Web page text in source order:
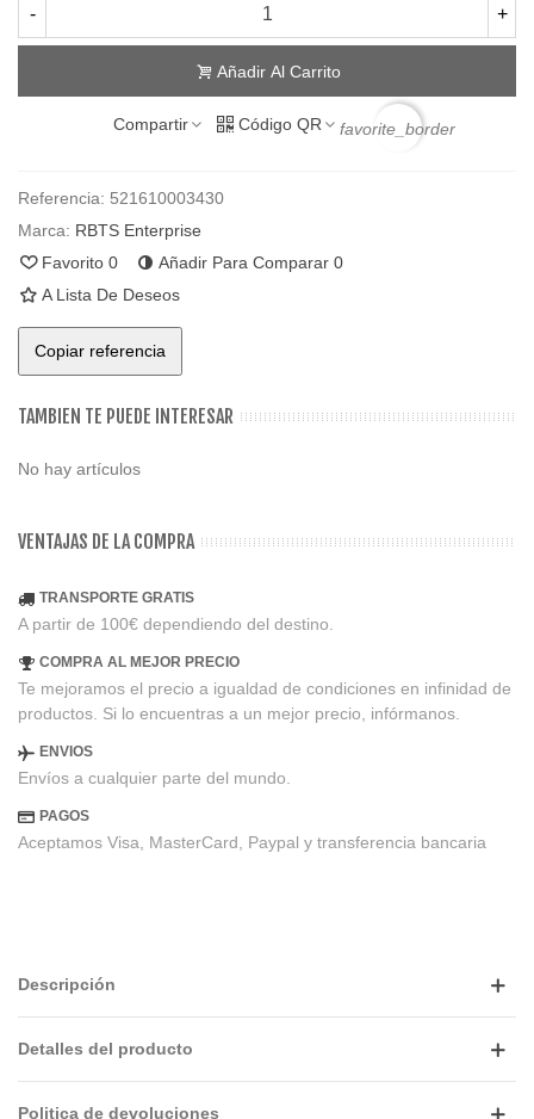
- +
Añadir Al Carrito
Compartir Código QR favorite_border
Referencia: 521610003430
Marca: RBTS Enterprise
Favorito 0 Añadir Para Comparar 0
A Lista De Deseos
Copiar referencia
TAMBIEN TE PUEDE INTERESAR
No hay artículos
VENTAJAS DE LA COMPRA
TRANSPORTE GRATIS
A partir de 100€ dependiendo del destino.
COMPRA AL MEJOR PRECIO
Te mejoramos el precio a igualdad de condiciones en infinidad de
productos. Si lo encuentras a un mejor precio, infórmanos.
ENVIOS
Envíos a cualquier parte del mundo.
PAGOS
Aceptamos Visa, MasterCard, Paypal y transferencia bancaria
Descripción
Detalles del producto
Politica de devoluciones